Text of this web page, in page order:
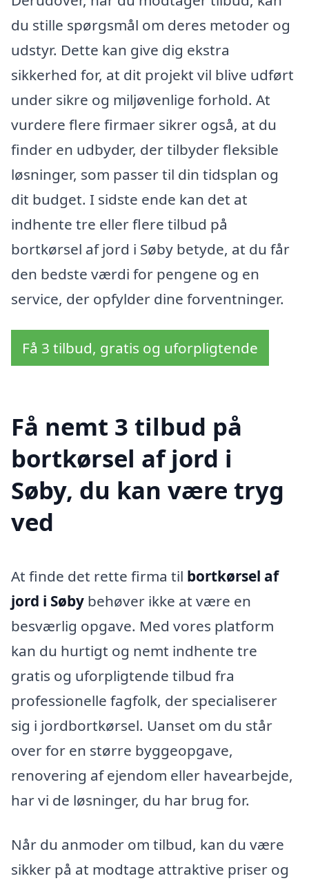
du stille spørgsmål om deres metoder og
udstyr. Dette kan give dig ekstra
sikkerhed for, at dit projekt vil blive udført
under sikre og miljøvenlige forhold. At
vurdere flere firmaer sikrer også, at du
finder en udbyder, der tilbyder fleksible
løsninger, som passer til din tidsplan og
dit budget. I sidste ende kan det at
indhente tre eller flere tilbud på
bortkørsel af jord i Søby betyde, at du får
den bedste værdi for pengene og en
service, der opfylder dine forventninger.
Få 3 tilbud, gratis og uforpligtende
Få nemt 3 tilbud på
bortkørsel af jord i
Søby, du kan være tryg
ved
At finde det rette firma til bortkørsel af
jord i Søby behøver ikke at være en
besværlig opgave. Med vores platform
kan du hurtigt og nemt indhente tre
gratis og uforpligtende tilbud fra
professionelle fagfolk, der specialiserer
sig i jordbortkørsel. Uanset om du står
over for en større byggeopgave,
renovering af ejendom eller havearbejde,
har vi de løsninger, du har brug for.
Når du anmoder om tilbud, kan du være
sikker på at modtage attraktive priser og